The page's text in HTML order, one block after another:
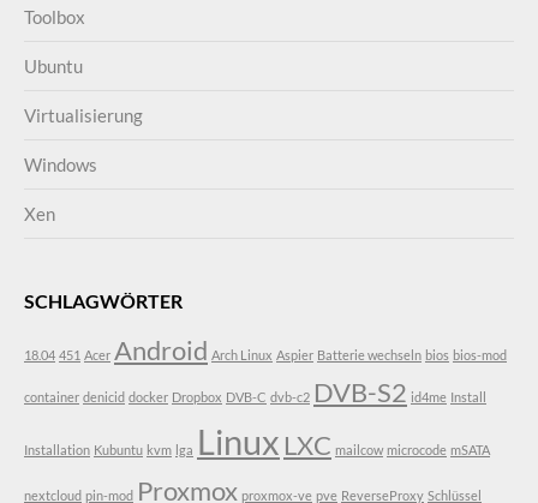
Toolbox
Ubuntu
Virtualisierung
Windows
Xen
SCHLAGWÖRTER
18.04 451 Acer Android Arch Linux Aspier Batterie wechseln bios bios-mod
container denicid docker Dropbox DVB-C dvb-c2 DVB-S2 id4me Install
Installation Kubuntu kvm lga Linux LXC mailcow microcode mSATA
nextcloud pin-mod Proxmox proxmox-ve pve ReverseProxy Schlüssel